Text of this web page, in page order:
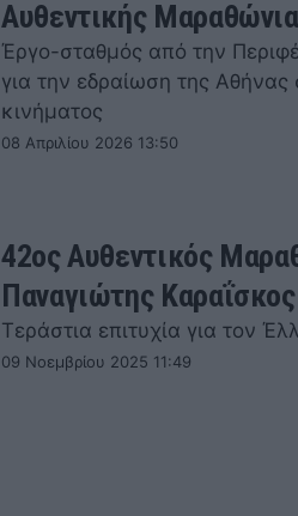
Αυθεντικής
Έργο-σταθμός από την
για την εδραίωση της Αθήνας
κινήματος
08 Απριλίου 2026 13:50
42ος Αυθεντικός
Παναγιώτης
Τεράστια επιτυχία για τον
09 Νοεμβρίου 2025 11:49